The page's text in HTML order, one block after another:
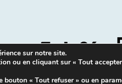
Mentions légales
sur notre site.
ou en cliquant sur « Tout
« Tout refuser » ou en